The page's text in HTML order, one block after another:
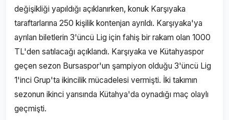
değişikliği yapıldığı açıklanırken, konuk Karşıyaka
taraftarlarına 250 kişilik kontenjan ayrıldı. Karşıyaka'ya
ayrılan biletlerin 3'üncü Lig için fahiş bir rakam olan 1000
TL'den satılacağı açıklandı. Karşıyaka ve Kütahyaspor
geçen sezon Bursaspor'un şampiyon olduğu 3'üncü Lig
1'inci Grup'ta ikincilik mücadelesi vermişti. İki takımın
sezonun ikinci yarısında Kütahya'da oynadığı maç olaylı
geçmişti.